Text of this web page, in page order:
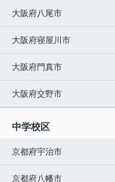
大阪府八尾市
大阪府寝屋川市
大阪府門真市
大阪府交野市
中学校区
京都府宇治市
京都府八幡市